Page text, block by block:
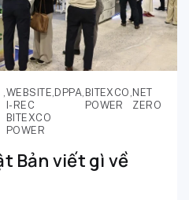
,WEBSITE
I-REC
BITEXCO
POWER
, DPPA, BITEXCO
POWER
, NET
ZERO
Bản viết gì về